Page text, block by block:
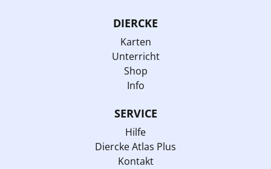
DIERCKE
Karten
Unterricht
Shop
Info
SERVICE
Hilfe
Diercke Atlas Plus
Kontakt